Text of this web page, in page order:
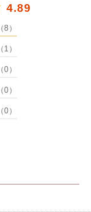
4.89
（8）
（1）
（0）
（0）
（0）